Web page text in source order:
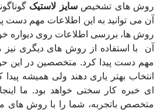
روش های تشخیصسایز لاستیک
آن می توانید به این اطلاعات مهم دست
روش ها، بررسی اطلاعات روی دیواره خود
آن با استفاده از روش های دیگری نیز
مهم دست پیدا کرد. متخصصین در این
انتخاب بهتر یاری دهند ولی همیشه
ای خبره کار سختی خواهد بود. ما
متخصص باتجربه، شما را با روش های